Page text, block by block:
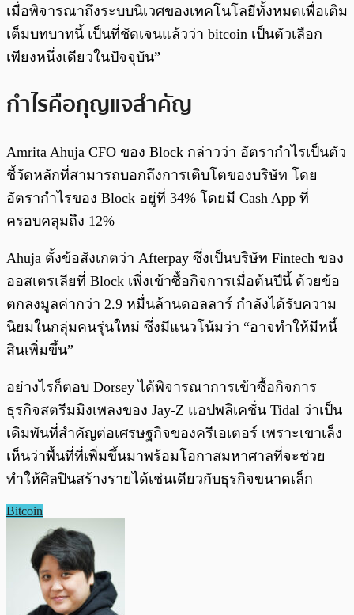
เมื่อพิจารณาถึงระบบนิเวศของเทคโนโลยีทั้งหมดเพื่อเติม
เต็มบทบาทนี้ เป็นที่ชัดเจนแล้วว่า bitcoin เป็นตัวเลือก
เพียงหนึ่งเดียวในปัจจุบัน”
กำไรคือกุญแจสำคัญ
Amrita Ahuja CFO ของ Block กล่าวว่า อัตรากำไรเป็นตัว
ชี้วัดหลักที่สามารถบอกถึงการเติบโตของบริษัท โดย
อัตรากำไรของ Block อยู่ที่ 34% โดยมี Cash App ที่
ครอบคลุมถึง 12%
Ahuja ตั้งข้อสังเกตว่า Afterpay ซึ่งเป็นบริษัท Fintech ของ
ออสเตรเลียที่ Block เพิ่งเข้าซื้อกิจการเมื่อต้นปีนี้ ด้วยข้อ
ตกลงมูลค่ากว่า 2.9 หมื่นล้านดอลลาร์ กำลังได้รับความ
นิยมในกลุ่มคนรุ่นใหม่ ซึ่งมีแนวโน้มว่า “อาจทำให้มีหนี้
สินเพิ่มขึ้น”
อย่างไรก็ตอบ Dorsey ได้พิจารณาการเข้าซื้อกิจการ
ธุรกิจสตรีมมิงเพลงของ Jay-Z แอปพลิเคชั่น Tidal ว่าเป็น
เดิมพันที่สำคัญต่อเศรษฐกิจของครีเอเตอร์ เพราะเขาเล็ง
เห็นว่าพื้นที่ที่เพิ่มขึ้นมาพร้อมโอกาสมหาศาลที่จะช่วย
ทำให้ศิลปินสร้างรายได้เช่นเดียวกับธุรกิจขนาดเล็ก
​Bitcoin